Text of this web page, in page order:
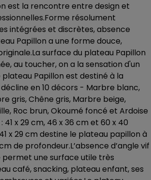
est la rencontre entre design et
résolument
intégrées et discrètes, absence
Papillon a une forme douce,
surface du plateau Papillon
au toucher, on a la sensation d'un
Papillon est destiné à la
en 10 décors - Marbre blanc,
gris, Chêne gris, Marbre beige,
Roc brun, Okoumé foncé et Ardoise
41 x 29 cm, 46 x 36 cm et 60 x 40
x 29 cm destine le plateau papillon à
de profondeur.L’absence d’angle vif
une surface utile très
café, snacking, plateau enfant, ses